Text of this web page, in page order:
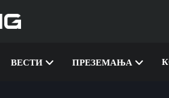
ВЕСТИ ПРЕЗЕМАЊА